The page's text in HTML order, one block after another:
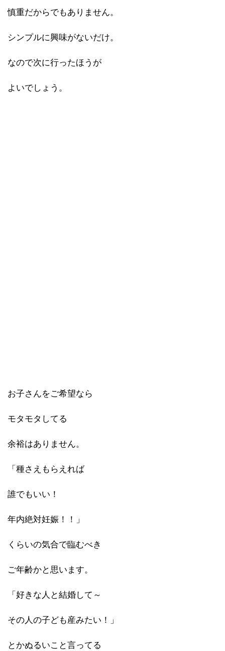
慎重だからでもありません。
シンプルに興味がないだけ。
なので次に行ったほうが
よいでしょう。
お子さんをご希望なら
モタモタしてる
余裕はありません。
「種さえもらえれば
誰でもいい！
年内絶対妊娠！！」
くらいの気合で臨むべき
ご年齢かと思います。
「好きな人と結婚して～
その人の子ども産みたい！」
とかぬるいこと言ってる